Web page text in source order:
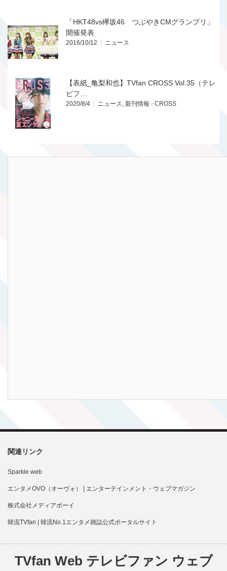
「HKT48vs欅坂46 つぶやきCMグランプリ」
開催発表
2016/10/12 ニュース
【表紙_亀梨和也】TVfan CROSS Vol.35（テレ
ビフ…
2020/8/4 ニュース, 新刊情報 - CROSS
関連リンク
Sparkle web
エンタメOVO（オーヴォ） | エンターテインメント・ウェブマガジン
株式会社メディアボーイ
韓流TVfan | 韓流No.1エンタメ雑誌公式ポータルサイト
TVfan Web テレビファン ウェブ